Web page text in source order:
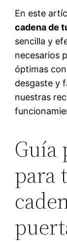
En este
cadena de
sencilla y
necesarios
óptimas
desgaste y
nuestras
Guía
para